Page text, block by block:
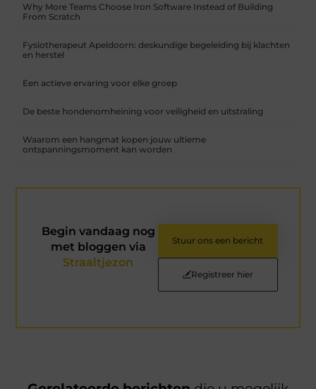
Why More Teams Choose Iron Software Instead of Building
From Scratch
Fysiotherapeut Apeldoorn: deskundige begeleiding bij klachten
en herstel
Een actieve ervaring voor elke groep
De beste hondenomheining voor veiligheid en uitstraling
Waarom een hangmat kopen jouw ultieme
ontspanningsmoment kan worden
Begin vandaag nog
met bloggen via
Straaltjezon
Stuur ons een bericht
Registreer hier